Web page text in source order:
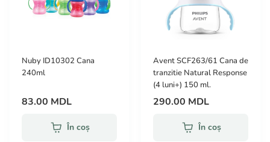
Nuby ID10302 Cana
240ml
83.00 MDL
În coș
Avent SCF263/61 Cana de
tranzitie Natural Response
(4 luni+) 150 ml.
290.00 MDL
În coș